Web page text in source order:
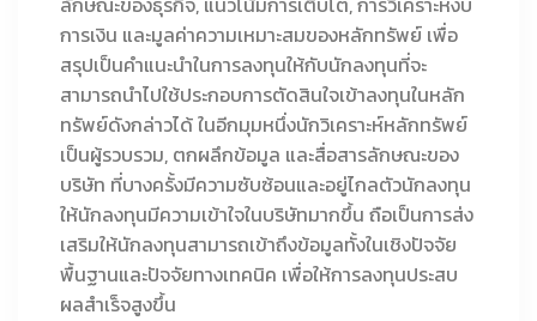
การเงิน และมูลค่าความเหมาะสมของหลักทรัพย์ เพื่อ
สรุปเป็นคำแนะนำในการลงทุนให้กับนักลงทุนที่จะ
สามารถนำไปใช้ประกอบการตัดสินใจเข้าลงทุนในหลัก
ทรัพย์ดังกล่าวได้ ในอีกมุมหนึ่งนักวิเคราะห์หลักทรัพย์
เป็นผู้รวบรวม, ตกผลึกข้อมูล และสื่อสารลักษณะของ
บริษัท ที่บางครั้งมีความซับซ้อนและอยู่ไกลตัวนักลงทุน
ให้นักลงทุนมีความเข้าใจในบริษัทมากขึ้น ถือเป็นการส่ง
เสริมให้นักลงทุนสามารถเข้าถึงข้อมูลทั้งในเชิงปัจจัย
พื้นฐานและปัจจัยทางเทคนิค เพื่อให้การลงทุนประสบ
ผลสำเร็จสูงขึ้น